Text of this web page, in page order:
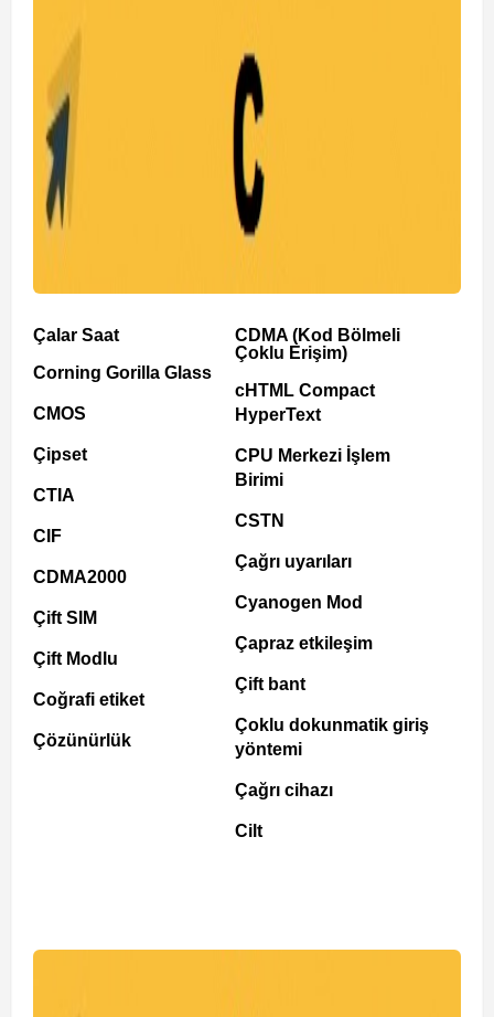
Çalar Saat
Corning Gorilla Glass
CMOS
Çipset
CTIA
CIF
CDMA2000
Çift SIM
Çift Modlu
Coğrafi etiket
Çözünürlük
CDMA (Kod Bölmeli
Çoklu Erişim)
cHTML Compact
HyperText
CPU Merkezi İşlem
Birimi
CSTN
Çağrı uyarıları
Cyanogen Mod
Çapraz etkileşim
Çift bant
Çoklu dokunmatik giriş
yöntemi
Çağrı cihazı
Cilt